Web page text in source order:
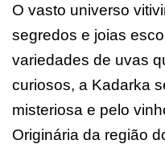
O vasto universo
segredos e joias
variedades de uvas
curiosos, a Kadarka
misteriosa e pelo
Originária da região